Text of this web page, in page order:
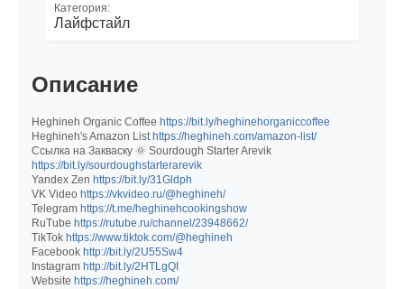
Категория:
Лайфстайл
Описание
Heghineh Organic Coffee https://bit.ly/heghinehorganiccoffee
Heghineh's Amazon List https://heghineh.com/amazon-list/
Ссылка на Закваску 🌞 Sourdough Starter Arevik
https://bit.ly/sourdoughstarterarevik
Yandex Zen https://bit.ly/31Gldph
VK Video https://vkvideo.ru/@heghineh/
Telegram https://t.me/heghinehcookingshow
RuTube https://rutube.ru/channel/23948662/
TikTok https://www.tiktok.com/@heghineh
Facebook http://bit.ly/2U55Sw4
Instagram http://bit.ly/2HTLgQI
Website https://heghineh.com/